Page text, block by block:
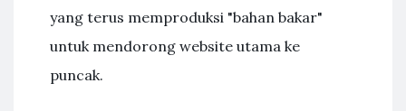
yang terus memproduksi "bahan bakar"
untuk mendorong website utama ke
puncak.